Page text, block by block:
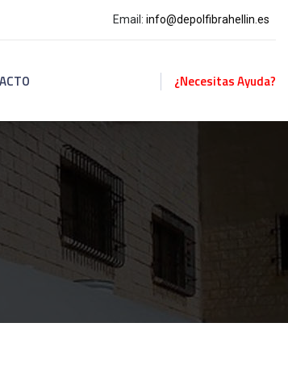
Email: info@depolfibrahellin.es
¿Necesitas Ayuda?